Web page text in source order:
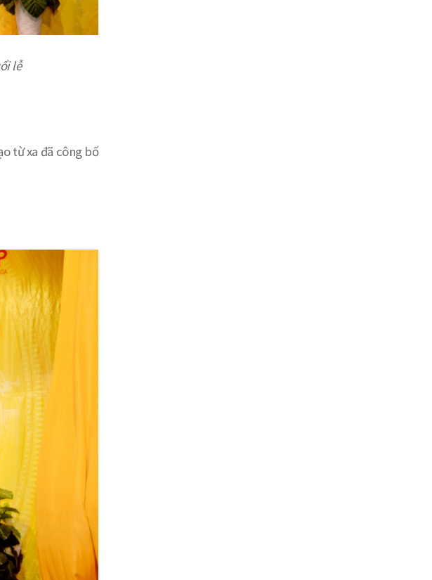
lễ
từ xa đã công bố